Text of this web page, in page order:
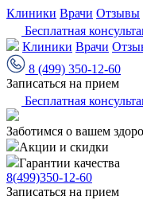
Клиники Врачи Отзывы
Бесплатная
Клиники Врачи
8 (499) 350-12-60
Записаться на прием
Бесплатная
Заботимся о вашем
Акции и скидки
Гарантии качества
8(499)350-12-60
Записаться на прием